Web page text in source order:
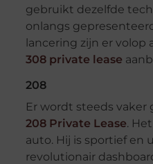
gebruikt dezelfde
onlangs
lancering zijn er volop
308 private lease
208
Er wordt steeds vaker
208 Private Lease.
auto. Hij is sportief en
revolutionair